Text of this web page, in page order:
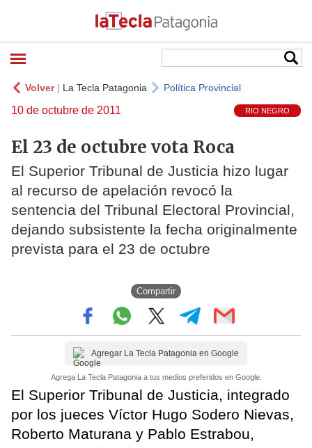
Volver| La Tecla Patagonia Política Provincial
10 de octubre de 2011 RIO NEGRO
El 23 de octubre vota Roca
El Superior Tribunal de Justicia hizo lugar
al recurso de apelación revocó la
sentencia del Tribunal Electoral Provincial,
dejando subsistente la fecha originalmente
prevista para el 23 de octubre
Compartir
Agregar La Tecla Patagonia en Google
Agrega La Tecla Patagonia a tus medios preferidos en Google.
El Superior Tribunal de Justicia, integrado
por los jueces Víctor Hugo Sodero Nievas,
Roberto Maturana y Pablo Estrabou,